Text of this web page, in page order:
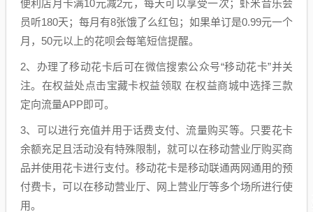
便利店月卡满10元减2元，每天可以享受一次；虾米音乐会
员听180天；每月有8张饿了么红包；如果单订是0.99元一个
月，50元以上的花呗会每笔短信提醒。
2、办理了移动花卡后可在微信搜索公众号“移动花卡”并关
注。在权益处点击宝藏卡权益领取 在权益商城中选择三款
定向流量APP即可。
3、可以进行充值并用于话费支付、流量购买等。只要花卡
余额充足且活动没有特殊限制，就可以在移动营业厅购买商
品并使用花卡进行支付。移动花卡是移动联通两网通用的预
付费卡，可以在移动营业厅、网上营业厅等多个场所进行使
用。